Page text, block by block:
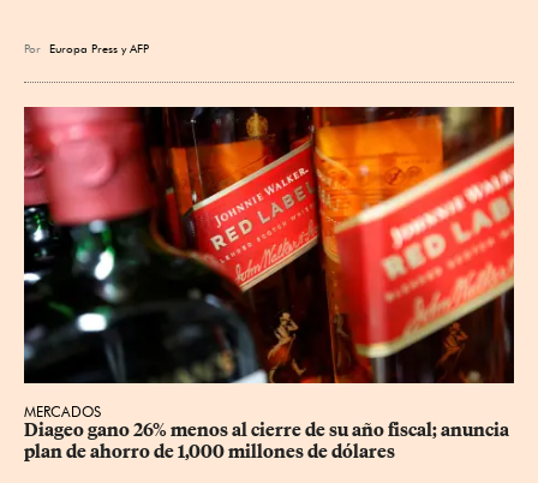
Por Europa Press yAFP
MERCADOS
Diageo gano 26% menos al cierre de su año fiscal; anuncia
plan de ahorro de 1,000 millones de dólares